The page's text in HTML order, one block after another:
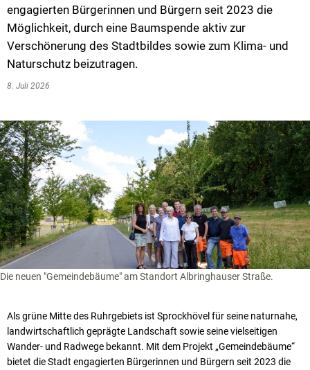
engagierten Bürgerinnen und Bürgern seit 2023 die
Möglichkeit, durch eine Baumspende aktiv zur
Verschönerung des Stadtbildes sowie zum Klima- und
Naturschutz beizutragen.
8. Juli 2026
Die neuen "Gemeindebäume" am Standort Albringhauser Straße.
Als grüne Mitte des Ruhrgebiets ist Sprockhövel für seine naturnahe,
landwirtschaftlich geprägte Landschaft sowie seine vielseitigen
Wander- und Radwege bekannt. Mit dem Projekt „Gemeindebäume“
bietet die Stadt engagierten Bürgerinnen und Bürgern seit 2023 die